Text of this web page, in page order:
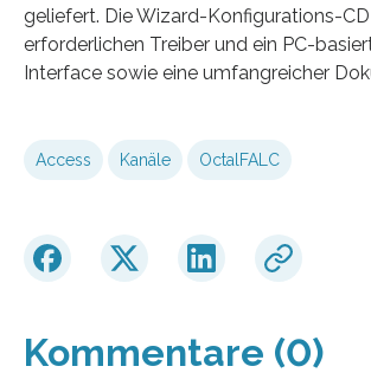
geliefert. Die Wizard-Konfigurations-
erforderlichen Treiber und ein PC-
Interface sowie eine umfangreicher
Access Kanäle OctalFALC
Kommentare (0)